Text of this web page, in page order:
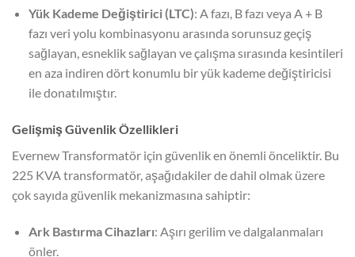
Yük Kademe Değiştirici (LTC): A fazı, B fazı veya A + B
fazı veri yolu kombinasyonu arasında sorunsuz geçiş
sağlayan, esneklik sağlayan ve çalışma sırasında kesintileri
en aza indiren dört konumlu bir yük kademe değiştiricisi
ile donatılmıştır.
Gelişmiş Güvenlik Özellikleri
Evernew Transformatör için güvenlik en önemli önceliktir. Bu
225 KVA transformatör, aşağıdakiler de dahil olmak üzere
çok sayıda güvenlik mekanizmasına sahiptir:
Ark Bastırma Cihazları: Aşırı gerilim ve dalgalanmaları
önler.